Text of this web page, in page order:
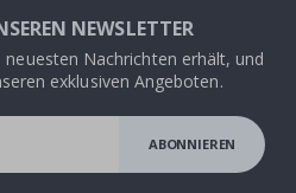
NEWSLETTER
neuesten Nachrichten erhält, und
exklusiven Angeboten.
ABONNIEREN